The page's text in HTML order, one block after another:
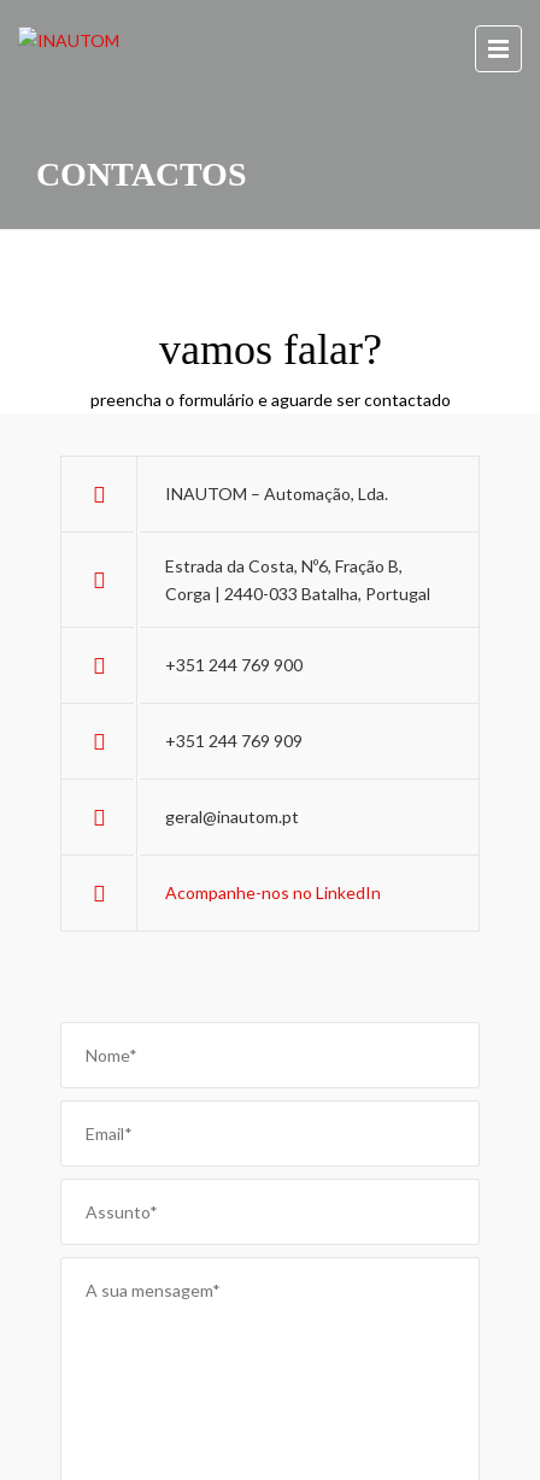
CONTACTOS
vamos falar?
preencha o formulário e aguarde ser contactado
INAUTOM – Automação, Lda.
Estrada da Costa, Nº6, Fração B,
Corga | 2440-033 Batalha, Portugal
+351 244 769 900
+351 244 769 909
geral@inautom.pt
Acompanhe-nos no LinkedIn